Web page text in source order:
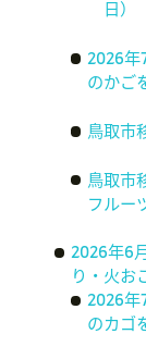
日）
2026
のかご
鳥取市
鳥取市
フルー
2026年6
り・火お
2026年
のカゴ